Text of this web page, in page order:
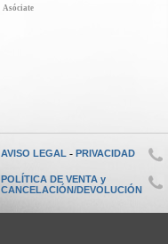
Asóciate
AVISO LEGAL - PRIVACIDAD
POLÍTICA DE VENTA y
CANCELACIÓN/DEVOLUCIÓN